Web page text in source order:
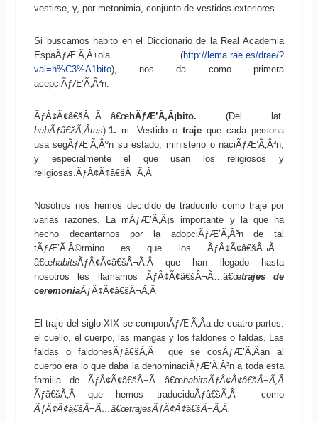
vestirse, y, por metonimia, conjunto de vestidos exteriores.
Si buscamos habito en el Diccionario de la Real Academia
EspaÃƒÆ’Ã‚Â±ola (http://lema.rae.es/drae/?
val=h%C3%A1bito), nos da como primera
acepciÃƒÆ’Ã‚Â³n:
ÃƒÂ¢Ã¢â€šÂ¬Ã…â€œhÃƒÆ’Ã‚Â¡bito. (Del lat.
habÃƒâ€žÃ‚Â­tus). 1. m. Vestido o traje que cada persona
usa segÃƒÆ’Ã‚Âºn su estado, ministerio o naciÃƒÆ’Ã‚Â³n,
y especialmente el que usan los religiosos y
religiosas.ÃƒÂ¢Ã¢â€šÂ¬Ã‚Â
Nosotros nos hemos decidido de traducirlo como traje por
varias razones. La mÃƒÆ’Ã‚Â¡s importante y la que ha
hecho decantarnos por la adopciÃƒÆ’Ã‚Â³n de tal
tÃƒÆ’Ã‚Â©rmino es que los ÃƒÂ¢Ã¢â€šÂ¬Ã…
â€œhabitsÃƒÂ¢Ã¢â€šÂ¬Ã‚Â que han llegado hasta
nosotros les llamamos ÃƒÂ¢Ã¢â€šÂ¬Ã…â€œtrajes de
ceremoniaÃƒÂ¢Ã¢â€šÂ¬Ã‚Â
El traje del siglo XIX se componÃƒÆ’Ã‚Â­a de cuatro partes:
el cuello, el cuerpo, las mangas y los faldones o faldas. Las
faldas o faldonesÃƒâ€šÃ‚Â que se cosÃƒÆ’Ã‚Â­an al
cuerpo era lo que daba la denominaciÃƒÆ’Ã‚Â³n a toda esta
familia de ÃƒÂ¢Ã¢â€šÂ¬Ã…â€œhabitsÃƒÂ¢Ã¢â€šÂ¬Ã‚Â
Ãƒâ€šÃ‚Â que hemos traducidoÃƒâ€šÃ‚Â como
ÃƒÂ¢Ã¢â€šÂ¬Ã…â€œtrajesÃƒÂ¢Ã¢â€šÂ¬Ã‚Â.